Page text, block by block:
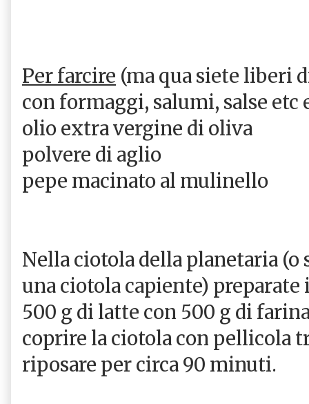
Per farcire (ma qua siete liberi
con formaggi, salumi, salse etc
olio extra vergine di oliva
polvere di aglio
pepe macinato al mulinello
Nella ciotola della planetaria (o
una ciotola capiente)
500 g di latte con 500 g di
coprire la ciotola con pellicola
riposare per circa 90 minuti.